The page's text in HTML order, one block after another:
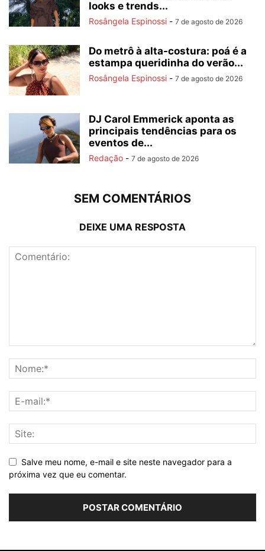
looks e trends...
Rosângela Espinossi - 7 de agosto de 2026
Do metrô à alta-costura: poá é a
estampa queridinha do verão...
Rosângela Espinossi - 7 de agosto de 2026
DJ Carol Emmerick aponta as
principais tendências para os
eventos de...
Redação - 7 de agosto de 2026
SEM COMENTÁRIOS
DEIXE UMA RESPOSTA
Salve meu nome, e-mail e site neste navegador para a
próxima vez que eu comentar.